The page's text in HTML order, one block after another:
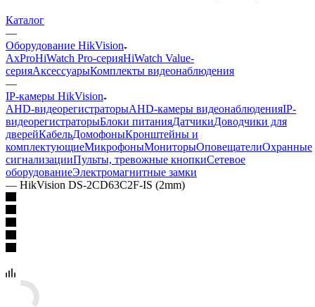
Каталог
—
Оборудование HikVision
AxProHiWatch Pro-серияHiWatch Value-
серияАксессуарыКомплекты видеонаблюдения
—
IP-камеры HikVision
AHD-видеорегистраторыAHD-камеры видеонаблюденияIP-
видеорегистраторыБлоки питанияДатчикиДоводчики для
дверейКабельДомофоныКронштейны и
комплектующиеМикрофоныМониторыОповещателиОхранные
сигнализацииПульты, тревожные кнопкиСетевое
оборудованиеЭлектромагнитные замки
— HikVision DS-2CD63C2F-IS (2mm)